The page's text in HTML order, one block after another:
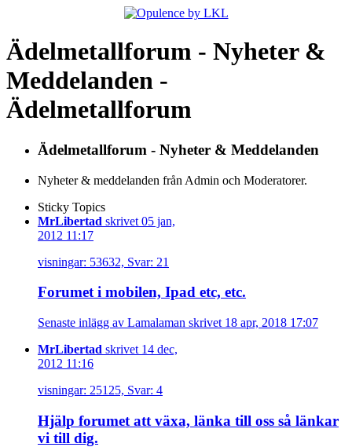
Ädelmetallforum - Nyheter &
Meddelanden -
Ädelmetallforum
Ädelmetallforum - Nyheter & Meddelanden
Nyheter & meddelanden från Admin och Moderatorer.
Sticky Topics
MrLibertad skrivet 05 jan,
2012 11:17
visningar: 53632, Svar: 21
Forumet i mobilen, Ipad etc, etc.
Senaste inlägg av Lamalaman skrivet 18 apr, 2018 17:07
MrLibertad skrivet 14 dec,
2012 11:16
visningar: 25125, Svar: 4
Hjälp forumet att växa, länka till oss så länkar
vi till dig.